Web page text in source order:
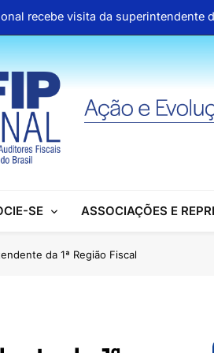
recebe visita da superintendente
Preparativos para o XIX Encontro
Almoço em homenagem ao Dia
recebe visita da superintendente
Almoço em homenagem ao Dia
SE ASSOCIAÇÕES E
da 1ª Região Fiscal